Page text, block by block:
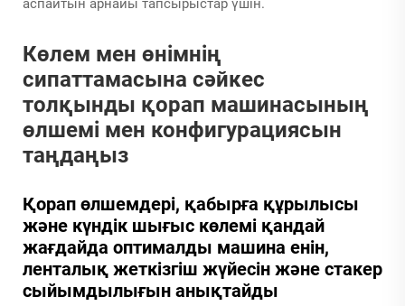
аспайтын арнайы тапсырыстар үшін.
Көлем мен өнімнің
сипаттамасына сәйкес
толқынды қорап машинасының
өлшемі мен конфигурациясын
таңдаңыз
Қорап өлшемдері, қабырға құрылысы
және күндік шығыс көлемі қандай
жағдайда оптималды машина енін,
ленталық жеткізгіш жүйесін және стакер
сыйымдылығын анықтайды